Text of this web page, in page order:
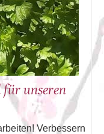
für unseren
Verbessern